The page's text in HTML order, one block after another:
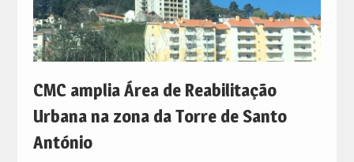
CMC amplia Área de Reabilitação
Urbana na zona da Torre de Santo
António